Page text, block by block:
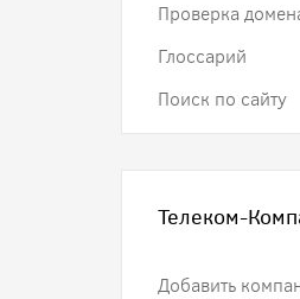
Проверка
Глоссарий
Поиск по сайту
Телеком-
Добавить